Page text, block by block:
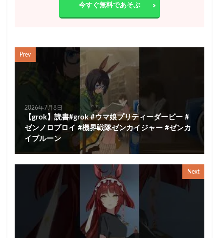
今すぐ無料であそぶ
Prev
2026年7月8日
【grok】読書#grok #ウマ娘プリティーダービー #
ゼンノロブロイ #機界戦隊ゼンカイジャー #ゼンカ
イブルーン
Next